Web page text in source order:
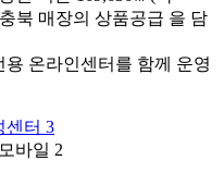
북 매장의 상품공급 을 담
용 온라인센터를 함께 운영